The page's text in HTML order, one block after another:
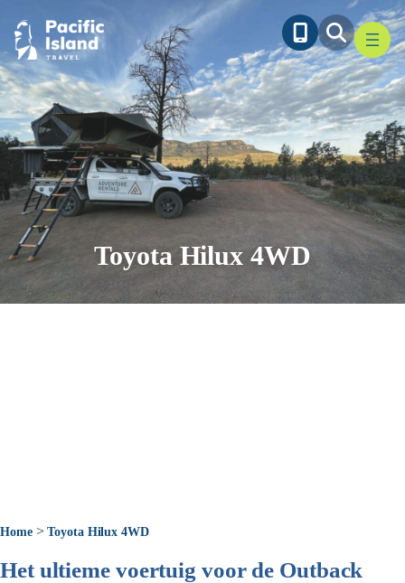
naar
de
inhoud
Toyota Hilux 4WD
Home>Toyota Hilux 4WD
Het ultieme voertuig voor de Outback